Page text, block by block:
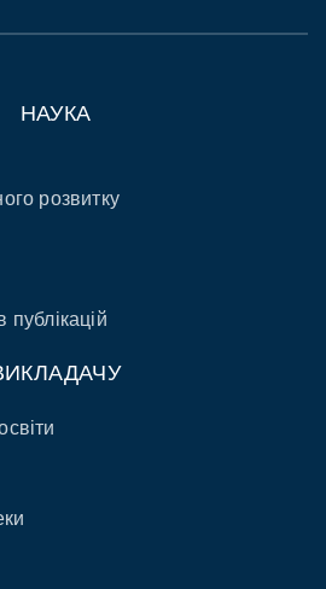
НАУКА
розвитку
публікацій